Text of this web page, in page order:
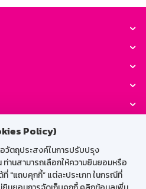
Policy)
อวัตถุประสงค์ในการปรับปรุง
านสามารถเลือกให้ความยินยอมหรือ
ที่ "แถบคุกกี้” แต่ละประเภท ในกรณีที่
Society:
พนักงาน